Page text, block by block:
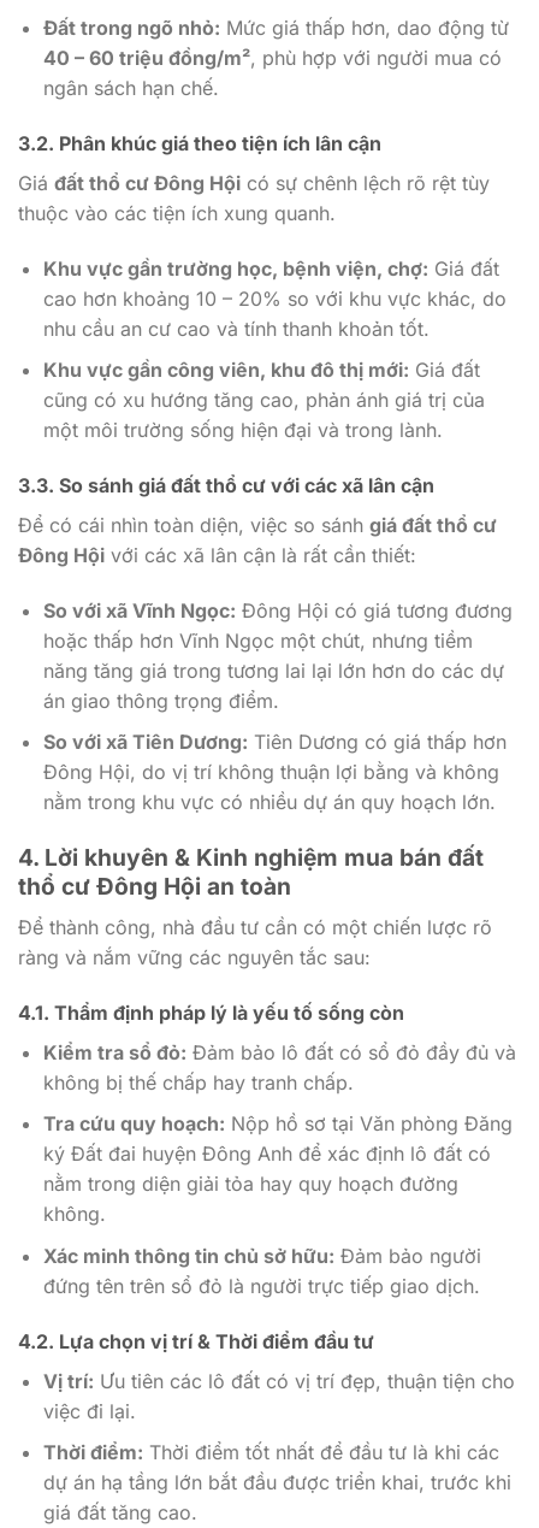
Đất trong ngõ nhỏ: Mức giá thấp hơn, dao động từ
40 – 60 triệu đồng/m², phù hợp với người mua có
ngân sách hạn chế.
3.2. Phân khúc giá theo tiện ích lân cận
Giá đất thổ cư Đông Hội có sự chênh lệch rõ rệt tùy
thuộc vào các tiện ích xung quanh.
Khu vực gần trường học, bệnh viện, chợ: Giá đất
cao hơn khoảng 10 – 20% so với khu vực khác, do
nhu cầu an cư cao và tính thanh khoản tốt.
Khu vực gần công viên, khu đô thị mới: Giá đất
cũng có xu hướng tăng cao, phản ánh giá trị của
một môi trường sống hiện đại và trong lành.
3.3. So sánh giá đất thổ cư với các xã lân cận
Để có cái nhìn toàn diện, việc so sánh giá đất thổ cư
Đông Hội với các xã lân cận là rất cần thiết:
So với xã Vĩnh Ngọc: Đông Hội có giá tương đương
hoặc thấp hơn Vĩnh Ngọc một chút, nhưng tiềm
năng tăng giá trong tương lai lại lớn hơn do các dự
án giao thông trọng điểm.
So với xã Tiên Dương: Tiên Dương có giá thấp hơn
Đông Hội, do vị trí không thuận lợi bằng và không
nằm trong khu vực có nhiều dự án quy hoạch lớn.
4. Lời khuyên & Kinh nghiệm mua bán đất
thổ cư Đông Hội an toàn
Để thành công, nhà đầu tư cần có một chiến lược rõ
ràng và nắm vững các nguyên tắc sau:
4.1. Thẩm định pháp lý là yếu tố sống còn
Kiểm tra sổ đỏ: Đảm bảo lô đất có sổ đỏ đầy đủ và
không bị thế chấp hay tranh chấp.
Tra cứu quy hoạch: Nộp hồ sơ tại Văn phòng Đăng
ký Đất đai huyện Đông Anh để xác định lô đất có
nằm trong diện giải tỏa hay quy hoạch đường
không.
Xác minh thông tin chủ sở hữu: Đảm bảo người
đứng tên trên sổ đỏ là người trực tiếp giao dịch.
4.2. Lựa chọn vị trí & Thời điểm đầu tư
Vị trí: Ưu tiên các lô đất có vị trí đẹp, thuận tiện cho
việc đi lại.
Thời điểm: Thời điểm tốt nhất để đầu tư là khi các
dự án hạ tầng lớn bắt đầu được triển khai, trước khi
giá đất tăng cao.